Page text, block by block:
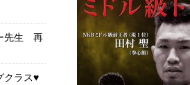
先生 再
クラス♥